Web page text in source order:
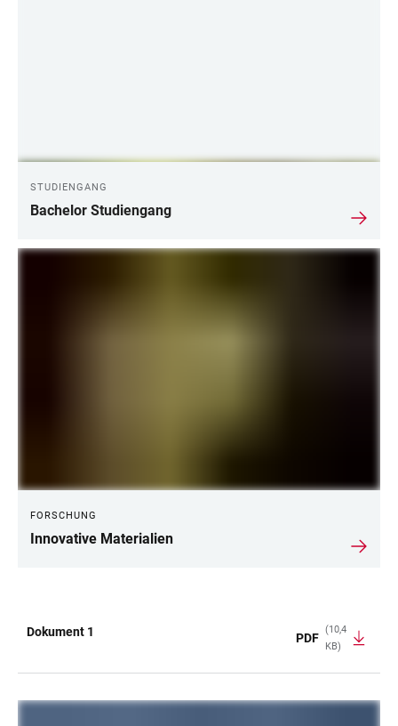
STUDIENGANG
Bachelor Studiengang
FORSCHUNG
Innovative Materialien
Dokument 1 PDF
(10,4
KB)